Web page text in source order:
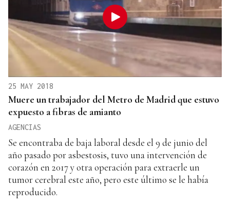
25 MAY 2018
Muere un trabajador del Metro de Madrid que estuvo
expuesto a fibras de amianto
AGENCIAS
Se encontraba de baja laboral desde el 9 de junio del
año pasado por asbestosis, tuvo una intervención de
corazón en 2017 y otra operación para extraerle un
tumor cerebral este año, pero este último se le había
reproducido.